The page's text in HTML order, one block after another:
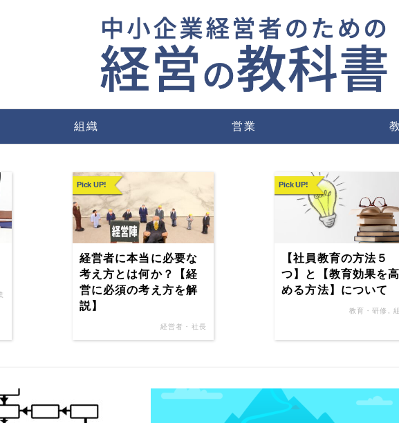
組織 営業
Pick UP!
経営者に本当に必要な
考え方とは何か？【経
営に必須の考え方を解
説】
経営者・社長
Pick UP!
【社員教育の方法５
つ】と【教育効果を高
める方法】について
教育・研修 ,